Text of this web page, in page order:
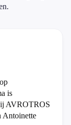
is
AVROTROS
Antoinette